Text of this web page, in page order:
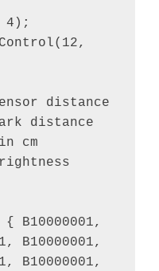
4);
distance
distance
cm
B10000001,
B10000001,
B10000001,